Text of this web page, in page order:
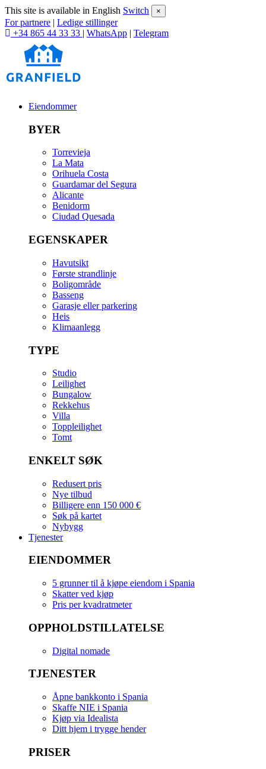
This site is available in English Switch ×
For partnere | Ledige stillinger
+34 865 44 33 33 | WhatsApp | Telegram
Eiendommer
BYER
Torrevieja
La Mata
Orihuela Costa
Guardamar del Segura
Alicante
Benidorm
Ciudad Quesada
EGENSKAPER
Havutsikt
Første strandlinje
Boligområde
Basseng
Garasje eller parkering
Heis
Klimaanlegg
TYPE
Studio
Leilighet
Bungalow
Rekkehus
Villa
Toppleilighet
Tomt
ENKELT SØK
Redusert pris
Nye tilbud
Billigere enn 150 000 €
Søk på kartet
Nybygg
Tjenester
EIENDOMMER
5 grunner til å kjøpe eiendom i Spania
Skatter ved kjøp
Pris per kvadratmeter
OPPHOLDSTILLATELSE
Digital nomade
TJENESTER
Åpne bankkonto i Spania
Skaffe NIE i Spania
Kjøp via Idealista
Ditt hjem i trygge hender
PRISER